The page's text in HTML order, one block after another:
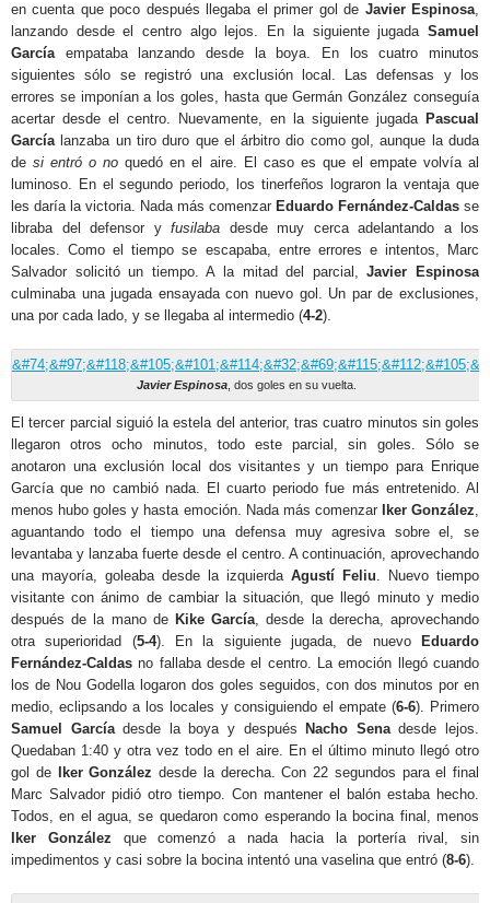
en cuenta que poco después llegaba el primer gol de Javier Espinosa,
lanzando desde el centro algo lejos. En la siguiente jugada Samuel
Garcíaempataba lanzando desde la boya. En los cuatro minutos
siguientes sólo se registró una exclusión local. Las defensas y los
errores se imponían a los goles, hasta que Germán González conseguía
acertar desde el centro. Nuevamente, en la siguiente jugada Pascual
Garcíalanzaba un tiro duro que el árbitro dio como gol, aunque la duda
desi entró o no quedó en el aire. El caso es que el empate volvía al
luminoso. En el segundo periodo, los tinerfeños lograron la ventaja que
les daría la victoria. Nada más comenzar Eduardo Fernández-Caldas se
libraba del defensor y fusilaba desde muy cerca adelantando a los
locales. Como el tiempo se escapaba, entre errores e intentos, Marc
Salvador solicitó un tiempo. A la mitad del parcial, Javier Espinosa
culminaba una jugada ensayada con nuevo gol. Un par de exclusiones,
una por cada lado, y se llegaba al intermedio (4-2).
Javier Espinosa, dos goles en su vuelta.
El tercer parcial siguió la estela del anterior, tras cuatro minutos sin goles
llegaron otros ocho minutos, todo este parcial, sin goles. Sólo se
anotaron una exclusión local dos visitantes y un tiempo para Enrique
García que no cambió nada. El cuarto periodo fue más entretenido. Al
menos hubo goles y hasta emoción. Nada más comenzar
Iker González,
aguantando todo el tiempo una defensa muy agresiva sobre el, se
levantaba y lanzaba fuerte desde el centro. A continuación, aprovechando
una mayoría, goleaba desde la izquierda Agustí Feliu. Nuevo tiempo
visitante con ánimo de cambiar la situación, que llegó minuto y medio
después de la mano de Kike García, desde la derecha, aprovechando
otra superioridad (5-4). En la siguiente jugada, de nuevo
Eduardo
Fernández-Caldas no fallaba desde el centro. La emoción llegó cuando
los de Nou Godella logaron dos goles seguidos, con dos minutos por en
medio, eclipsando a los locales y consiguiendo el empate (6-6). Primero
Samuel Garcíadesde la boya y después Nacho Senadesde lejos.
Quedaban 1:40 y otra vez todo en el aire. En el último minuto llegó otro
gol de
Iker González desde la derecha. Con 22 segundos para el final
Marc Salvador pidió otro tiempo. Con mantener el balón estaba hecho.
Todos, en el agua, se quedaron como esperando la bocina final, menos
Iker González que comenzó a nada hacia la portería rival, sin
impedimentos y casi sobre la bocina intentó una vaselina que entró (8-6).